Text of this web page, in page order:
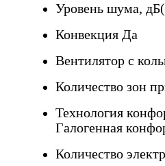
Уровень шума,
Конвекция Да
Вентилятор с
Количество зон
Технология
Галогенная
Количество